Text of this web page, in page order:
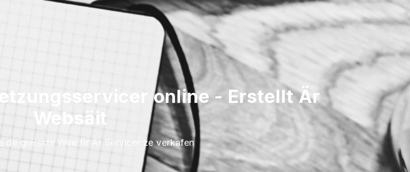
online - Erstellt Är
Websäit
de gréisste Wee fir Är Servicer ze verkafen